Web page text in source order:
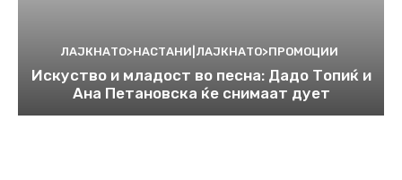
ЛАЈКНАТО>НАСТАНИ|ЛАЈКНАТО>ПРОМОЦИИ
Искуство и младост во песна: Дадо Топиќ и
Ана Петановска ќе снимаат дует